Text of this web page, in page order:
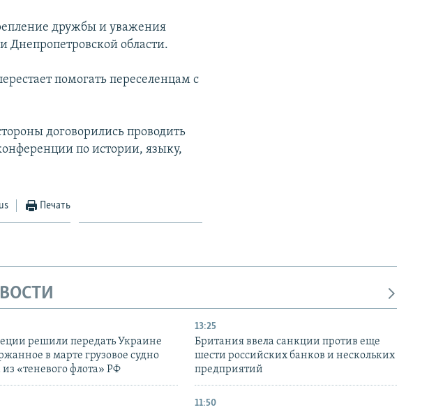
дружбы и уважения
области.
помогать переселенцам с
договорились проводить
по истории, языку,
Печать
решили передать Украине
в марте грузовое судно
из «теневого флота» РФ
13:25
Британия ввела санкции против еще
шести российских банков и нескольких
предприятий
11:50